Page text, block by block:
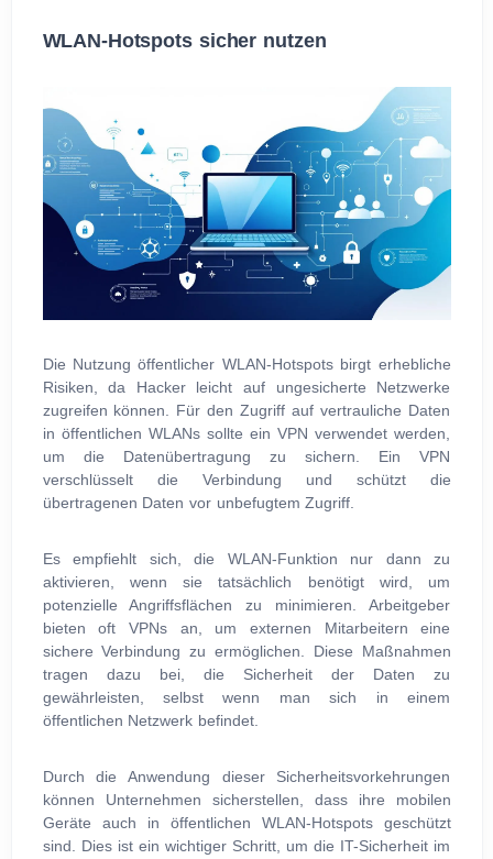
WLAN-Hotspots sicher nutzen
Die Nutzung öffentlicher WLAN-Hotspots birgt erhebliche
Risiken, da Hacker leicht auf ungesicherte Netzwerke
zugreifen können. Für den Zugriff auf vertrauliche Daten
in öffentlichen WLANs sollte ein VPN verwendet werden,
um die Datenübertragung zu sichern. Ein VPN
verschlüsselt die Verbindung und schützt die
übertragenen Daten vor unbefugtem Zugriff.
Es empfiehlt sich, die WLAN-Funktion nur dann zu
aktivieren, wenn sie tatsächlich benötigt wird, um
potenzielle Angriffsflächen zu minimieren. Arbeitgeber
bieten oft VPNs an, um externen Mitarbeitern eine
sichere Verbindung zu ermöglichen. Diese Maßnahmen
tragen dazu bei, die Sicherheit der Daten zu
gewährleisten, selbst wenn man sich in einem
öffentlichen Netzwerk befindet.
Durch die Anwendung dieser Sicherheitsvorkehrungen
können Unternehmen sicherstellen, dass ihre mobilen
Geräte auch in öffentlichen WLAN-Hotspots geschützt
sind. Dies ist ein wichtiger Schritt, um die IT-Sicherheit im